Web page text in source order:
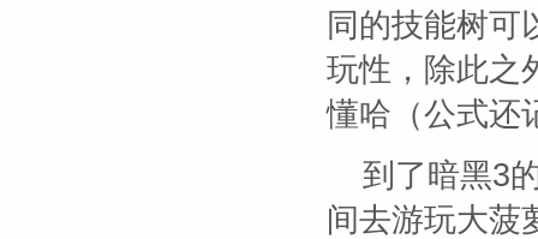
同的技能树可
玩性，除此之
懂哈（公式还
到了暗黑3
间去游玩大菠